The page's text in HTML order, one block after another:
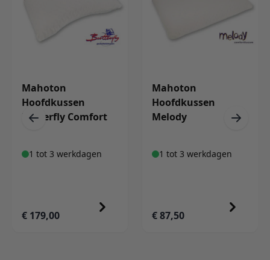
Mahoton
Hoofdkussen
Butterfly Comfort
1 tot 3 werkdagen
€ 179,00
Mahoton
Hoofdkussen
Melody
1 tot 3 werkdagen
€ 87,50